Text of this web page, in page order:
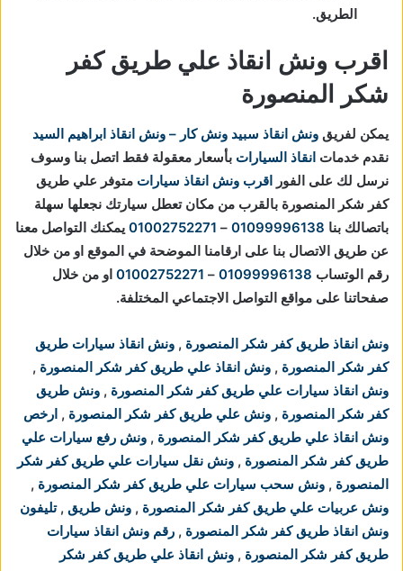
الطريق.
اقرب ونش انقاذ علي طريق كفر
شكر المنصورة
يمكن لفريق ونش انقاذ سبيد ونش كار – ونش انقاذ ابراهيم السيد
نقدم خدمات انقاذ السيارات بأسعار معقولة فقط اتصل بنا وسوف
نرسل لك على الفور
اقرب ونش انقاذ سيارات متوفر علي طريق
كفر شكر المنصورة بالقرب من مكان تعطل سيارتك نجعلها سهلة
باتصالك بنا 01099996138
–
01002752271 يمكنك التواصل معنا
عن طريق الاتصال بنا على ارقامنا الموضحة في الموقع او من خلال
رقم الوتساب 01099996138
–
01002752271 او من خلال
صفحاتنا على مواقع التواصل الاجتماعي المختلفة.
ونش انقاذ طريق كفر شكر المنصورة , ونش انقاذ سيارات طريق
كفر شكر المنصورة , ونش انقاذ علي طريق كفر شكر المنصورة ,
ونش انقاذ سيارات علي طريق كفر شكر المنصورة , ونش طريق
كفر شكر المنصورة , ونش علي طريق كفر شكر المنصورة , ارخص
ونش انقاذ علي طريق كفر شكر المنصورة , ونش رفع سيارات علي
طريق كفر شكر المنصورة , ونش نقل سيارات علي طريق كفر شكر
المنصورة , ونش سحب سيارات علي طريق كفر شكر المنصورة ,
ونش عربيات علي طريق كفر شكر المنصورة , ونش طريق ,تليفون
ونش انقاذ طريق كفر شكر المنصورة , رقم ونش انقاذ سيارات
طريق كفر شكر المنصورة , ونش انقاذ علي طريق كفر شكر